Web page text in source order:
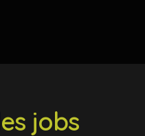
jobs